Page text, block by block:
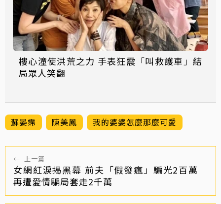
樓心潼使洪荒之力 手表狂震「叫救護車」結
局眾人笑翻
蘇晏霈 陳美鳳 我的婆婆怎麼那麼可愛
← 上一篇
女網紅淚揭黑幕 前夫「假發瘋」騙光2百萬
再遭愛情騙局套走2千萬